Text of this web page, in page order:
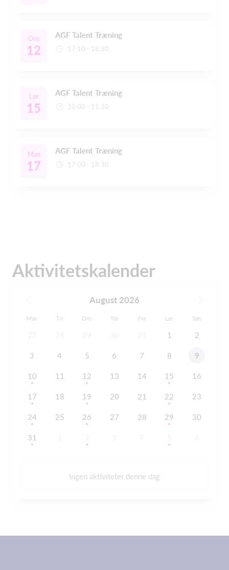
Ons
12
AGF Talent Træning
17:10 - 18:30
Lør
15
AGF Talent Træning
10:00 - 11:30
Man
17
AGF Talent Træning
17:00 - 18:30
Aktivitetskalender
August 2026
Man Tir Ons Tor Fre Lør Søn
1 2
3 4 5 6 7 8 9
10 11 12 13 14 15 16
17 18 19 20 21 22 23
24 25 26 27 28 29 30
31
Ingen aktiviteter denne dag